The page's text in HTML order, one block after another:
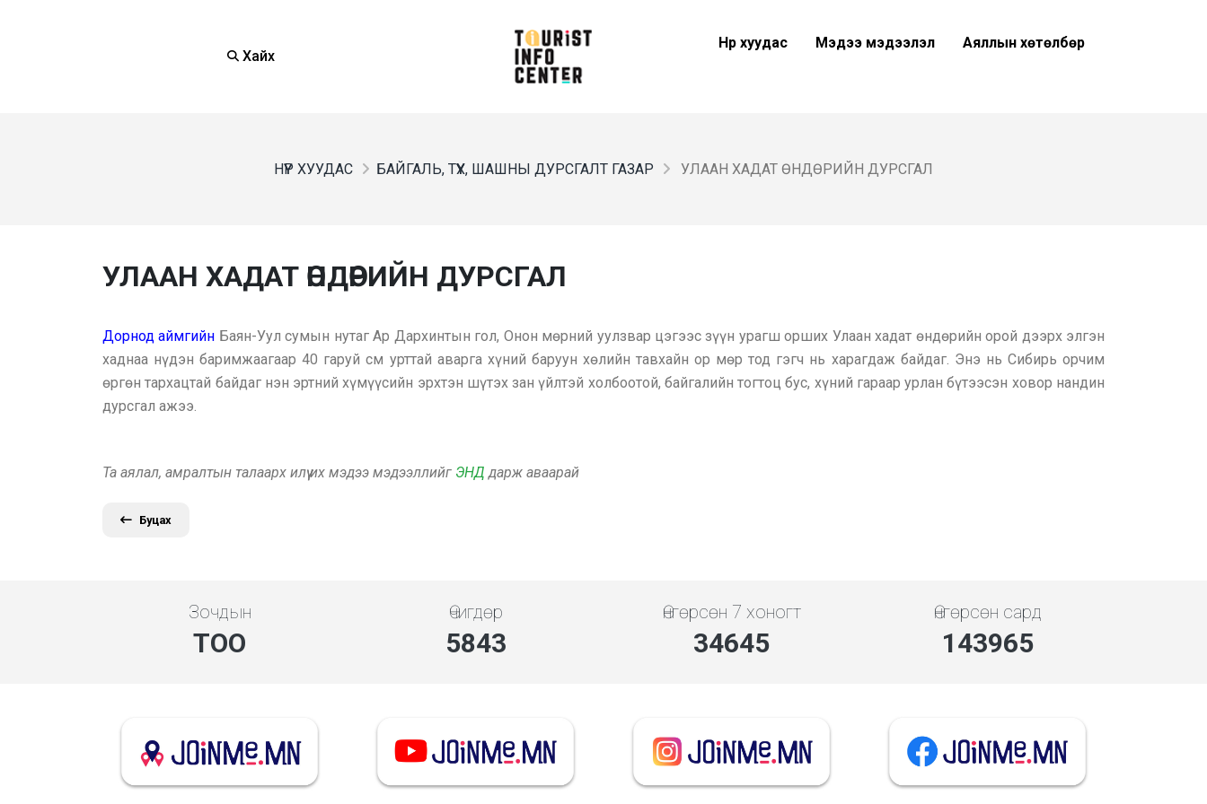
Хайх
Нүүр хуудас Мэдээ мэдээлэл Аяллын хөтөлбөр
НҮҮР ХУУДАС БАЙГАЛЬ, ТҮҮХ, ШАШНЫ ДУРСГАЛТ ГАЗАР УЛААН ХАДАТ ӨНДӨРИЙН ДУРСГАЛ
УЛААН ХАДАТ ӨНДӨРИЙН ДУРСГАЛ
Дорнод аймгийн Баян-Уул сумын нутаг Ар Дархинтын гол, Онон мөрний уулзвар цэгээс зүүн урагш орших Улаан хадат өндөрийн орой дээрх элгэн
хаднаа нүдэн баримжаагаар 40 гаруй см урттай аварга хүний баруун хөлийн тавхайн ор мөр тод гэгч нь харагдаж байдаг. Энэ нь Сибирь орчим
өргөн тархацтай байдаг нэн эртний хүмүүсийн эрхтэн шүтэх зан үйлтэй холбоотой, байгалийн тогтоц бус, хүний гараар урлан бүтээсэн ховор нандин
дурсгал ажээ.
Та аялал, амралтын талаарх илүү их мэдээ мэдээллийг ЭНД дарж аваарай
Буцах
Зочдын
ТОО
Өчигдөр
5843
Өнгөрсөн 7 хоногт
34645
Өнгөрсөн сард
143965